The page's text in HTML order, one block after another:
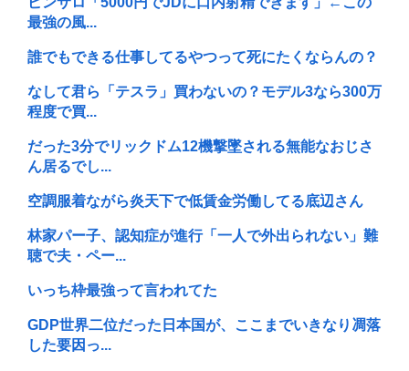
最強の風...
誰でもできる仕事してるやつって死にたくならんの？
なして君ら「テスラ」買わないの？モデル3なら300万
程度で買...
だった3分でリックドム12機撃墜される無能なおじさ
ん居るでし...
空調服着ながら炎天下で低賃金労働してる底辺さん
林家パー子、認知症が進行「一人で外出られない」難
聴で夫・ペー...
いっち枠最強って言われてた
GDP世界二位だった日本国が、ここまでいきなり凋落
した要因っ...